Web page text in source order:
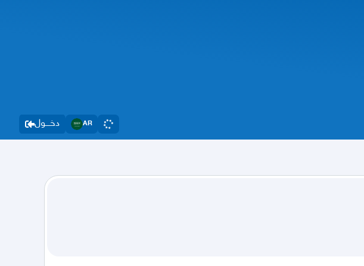
دخــــول AR